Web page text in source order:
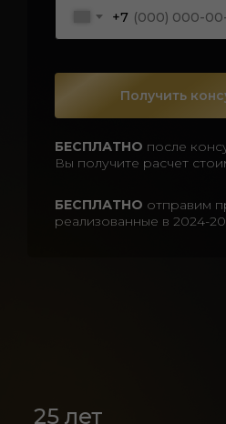
+7
Получить
БЕСПЛАТНО отправим
реализованные в 2024-
БЕСПЛАТНО после
Вы получите расчет
25 лет